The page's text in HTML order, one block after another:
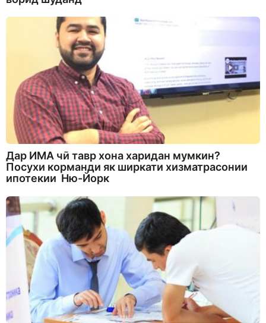
Дар ИМА чӣ тавр хона харидан мумкин?
Посухи корманди як ширкати хизматрасонии
ипотекии Ню-Йорк